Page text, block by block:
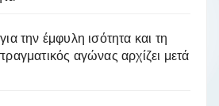
την έμφυλη ισότητα και τη
αγώνας αρχίζει μετά